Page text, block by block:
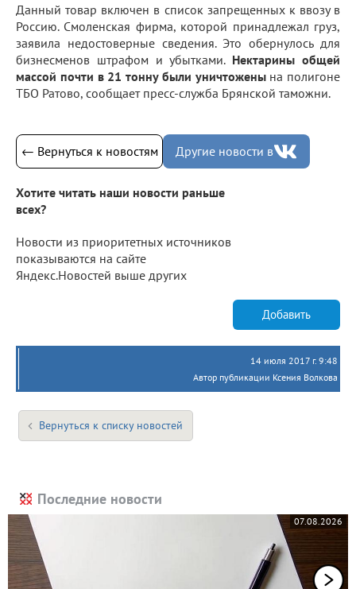
Данный товар включен в список запрещенных к ввозу в
Россию. Смоленская фирма, которой принадлежал груз,
заявила недостоверные сведения. Это обернулось для
бизнесменов штрафом и убытками. Нектарины общей
массой почти в 21 тонну были уничтоженына полигоне
ТБО Ратово, сообщает пресс-служба Брянской таможни.
← Вернуться к новостям Другие новости в
Хотите читать наши новости раньше
всех?
Новости из приоритетных источников
показываются на сайте
Яндекс.Новостей выше других
Добавить
14 июля 2017 г. 9:48
Автор публикации Ксения Волкова
Вернуться к списку новостей
Последние новости
07.08.2026